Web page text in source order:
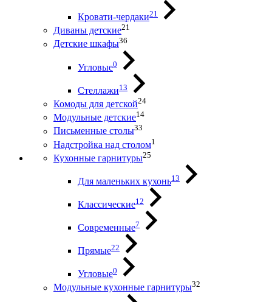
Кровати-чердаки21
Диваны детские21
Детские шкафы36
Угловые0
Стеллажи13
Комоды для детской24
Модульные детские14
Письменные столы33
Надстройка над столом1
Кухонные гарнитуры25
Для маленьких кухонь13
Классические12
Современные7
Прямые22
Угловые0
Модульные кухонные гарнитуры32